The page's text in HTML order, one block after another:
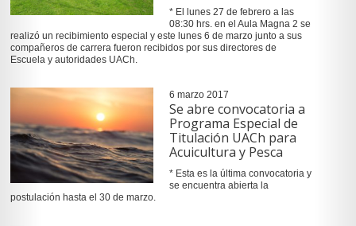
* El lunes 27 de febrero a las
08:30 hrs. en el Aula Magna 2 se
realizó un recibimiento especial y este lunes 6 de marzo junto a sus
compañeros de carrera fueron recibidos por sus directores de
Escuela y autoridades UACh.
6 marzo 2017
Se abre convocatoria a
Programa Especial de
Titulación UACh para
Acuicultura y Pesca
* Esta es la última convocatoria y
se encuentra abierta la
postulación hasta el 30 de marzo.